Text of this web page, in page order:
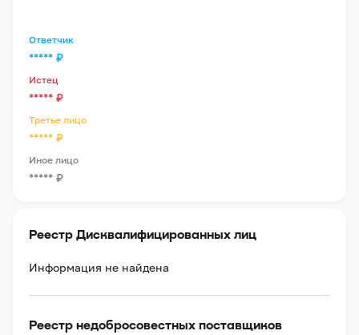
Ответчик
***** ₽
Истец
***** ₽
Третье лицо
***** ₽
Иное лицо
***** ₽
Реестр Дисквалифицированных лиц
Информация не найдена
Реестр недобросовестных поставщиков